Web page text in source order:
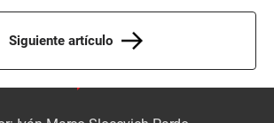
Siguiente artículo